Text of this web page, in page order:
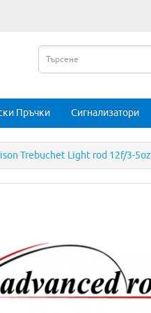
Пръчки Сигнализатори
Trebuchet Light rod 12f/3-5oz